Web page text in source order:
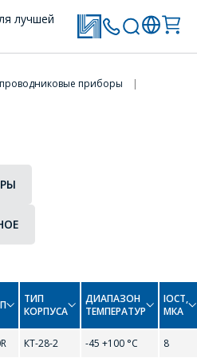
лучшей
приборы
КОРПУСА
ТИП
КОРПУСА
ДИАПАЗОН
ТЕМПЕРАТУР
IОСТ,
МКА
КТ-28-2 -45 +100 °С 8
ВОПРОС